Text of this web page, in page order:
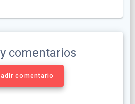
comentarios
comentario